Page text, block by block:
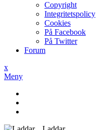
Copyright
Integritetspolicy
Cookies
På Facebook
På Twitter
Forum
x
Meny